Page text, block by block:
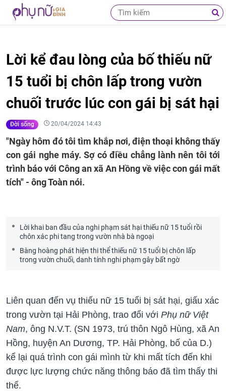
Lời kể đau lòng của bố thiếu nữ
15 tuổi bị chôn lấp trong vườn
chuối trước lúc con gái bị sát hại
Đời sống 20/04/2024 14:43
"Ngày hôm đó tôi tìm khắp nơi, điện thoại không thấy
con gái nghe máy. Sợ có điều chẳng lành nên tôi tới
trình báo với Công an xã An Hồng về việc con gái mất
tích" - ông Toàn nói.
Lời khai ban đầu của nghi phạm sát hại thiếu nữ 15 tuổi rồi
chôn xác phi tang trong vườn nhà bà ngoại
Bàng hoàng phát hiện thi thể thiếu nữ 15 tuổi bị chôn lấp
trong vườn chuối, danh tính nghi phạm gây bất ngờ
Liên quan đến vụ thiếu nữ 15 tuổi bị sát hại, giấu xác
trong vườn tại Hải Phòng, trao đổi với Phụ nữ Việt
Nam, ông N.V.T. (SN 1973, trú thôn Ngô Hùng, xã An
Hồng, huyện An Dương, TP. Hải Phòng, bố của D.)
kể lại quá trình con gái mình từ khi mất tích đến khi
được lực lượng chức năng thông báo đã tìm thấy thi
thể.